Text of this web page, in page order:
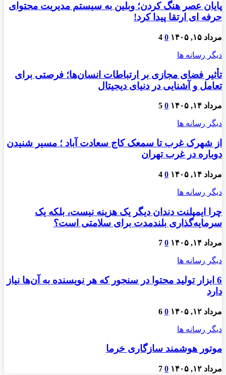
پایان عصر هنگ کردن؛ وبلین به سیستم مدیریت محتوای
حرفه ای ارتقا پیدا کرد!
مرداد ۱۵, ۱۴۰۵ 0
4
دیگر رسانه ها
تأثیر فضای مجازی بر ارتباطات انسان‌ها؛ فرصتی برای
تعامل و آشنایی در دنیای دیجیتال
مرداد ۱۴, ۱۴۰۵ 0
5
دیگر رسانه ها
از شهرک غرب تا سمعک کاج سعادت آباد ؛ مسیر شنیدن
دوباره در غرب تهران
مرداد ۱۴, ۱۴۰۵ 0
4
دیگر رسانه ها
چرا ایمپلنت دندان دیگر یک هزینه نیست، بلکه یک
سرمایه‌گذاری بلندمدت برای سلامتی است؟
مرداد ۱۴, ۱۴۰۵ 0
7
دیگر رسانه ها
6 ابزار تولید محتوا در سنجور که هر نویسنده به آن‌ها نیاز
دارد
مرداد ۱۲, ۱۴۰۵ 0
6
دیگر رسانه ها
موتور هوشمند سازگاری خرما
مرداد ۱۲, ۱۴۰۵ 0
7